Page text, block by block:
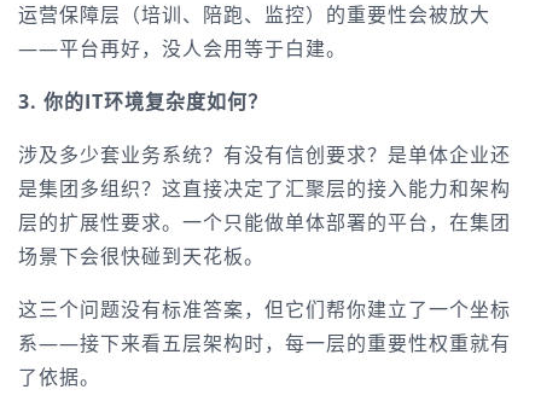
运营保障层（培训、陪跑、监控）的重要性会被放大
——平台再好，没人会用等于白建。
3. 你的IT环境复杂度如何？
涉及多少套业务系统？有没有信创要求？是单体企业还
是集团多组织？这直接决定了汇聚层的接入能力和架构
层的扩展性要求。一个只能做单体部署的平台，在集团
场景下会很快碰到天花板。
这三个问题没有标准答案，但它们帮你建立了一个坐标
系——接下来看五层架构时，每一层的重要性权重就有
了依据。